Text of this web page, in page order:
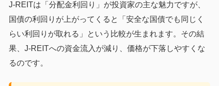
J-REITは「分配金利回り」が投資家の主な魅力ですが、
国債の利回りが上がってくると「安全な国債でも同じく
らい利回りが取れる」という比較が生まれます。その結
果、J-REITへの資金流入が減り、価格が下落しやすくな
るのです。